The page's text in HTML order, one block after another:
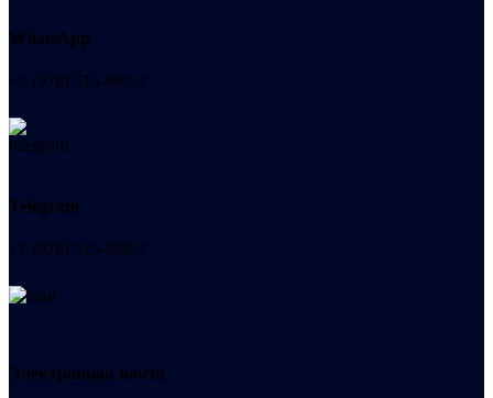
WhatsApp
+7 (978) 515-999-7
Telegram
+7 (978) 515-999-7
Электронная почта